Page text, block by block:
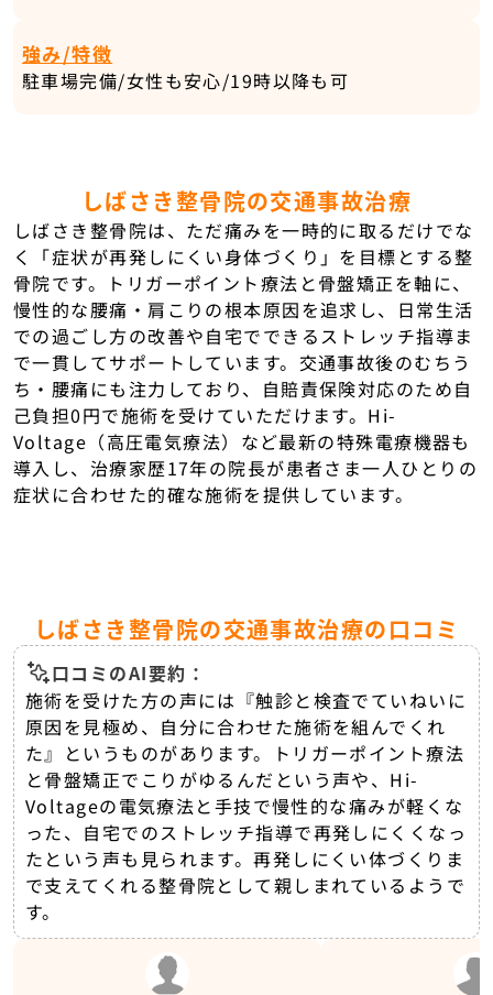
強み/特徴
駐車場完備/女性も安心/19時以降も可
しばさき整骨院の交通事故治療
しばさき整骨院は、ただ痛みを一時的に取るだけでな
く「症状が再発しにくい身体づくり」を目標とする整
骨院です。トリガーポイント療法と骨盤矯正を軸に、
慢性的な腰痛・肩こりの根本原因を追求し、日常生活
での過ごし方の改善や自宅でできるストレッチ指導ま
で一貫してサポートしています。交通事故後のむちう
ち・腰痛にも注力しており、自賠責保険対応のため自
己負担0円で施術を受けていただけます。Hi-
Voltage（高圧電気療法）など最新の特殊電療機器も
導入し、治療家歴17年の院長が患者さま一人ひとりの
症状に合わせた的確な施術を提供しています。
しばさき整骨院の交通事故治療の口コミ
口コミのAI要約：
施術を受けた方の声には『触診と検査でていねいに
原因を見極め、自分に合わせた施術を組んでくれ
た』というものがあります。トリガーポイント療法
と骨盤矯正でこりがゆるんだという声や、Hi-
Voltageの電気療法と手技で慢性的な痛みが軽くな
った、自宅でのストレッチ指導で再発しにくくなっ
たという声も見られます。再発しにくい体づくりま
で支えてくれる整骨院として親しまれているようで
す。